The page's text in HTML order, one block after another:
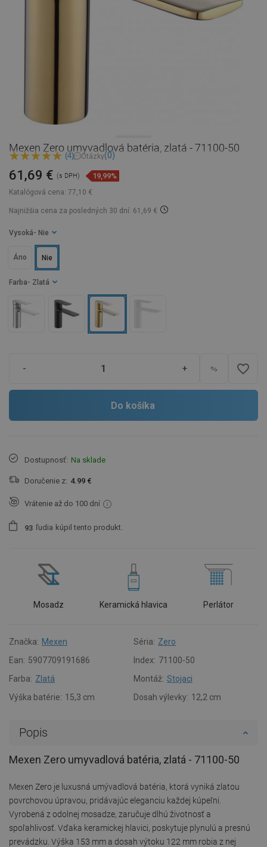
Mexen Zero umyvadlová batéria, zlatá - 71100-50
(4) Otázky(0)
Katalógová cena: 77,10 €
61,69 € (s DPH) 19,99%
Najnižšia cena za posledných 30 dní: 61,69 €
Farba - Zlatá
Vysoká - Nie
Nie
Áno
- + favorite_border
Do košíka
Dostupnosť: Na sklade
Doručenie z: 4.99 €
Vrátenie až do 100 dní
93 ľudia kúpil tento produkt.
Mosadz Keramická hlavica Perlátor
Značka: Mexen Séria: Zero
Ean: 5907709191686 Index: 71100-50
Farba: Zlatá Montáž: Stojaci
Výška batérie: 15,3 cm Dosah výlevky: 12,2 cm
Popis
Mexen Zero umyvadlová batéria, zlatá - 71100-50
Mexen Zero je luxusná umývadlová batéria, ktorá vyniká zlatou
povrchovou úpravou, pridávajúc eleganciu každej kúpeľni.
Vyrobená z odolnej mosadze, zaručuje dlhú životnosť a
spoľahlivosť. Vďaka keramickej hlavici, poskytuje plynulú a presnú
prevádzku. Výška 153 mm a dosah výtoku 122 mm robia z nej